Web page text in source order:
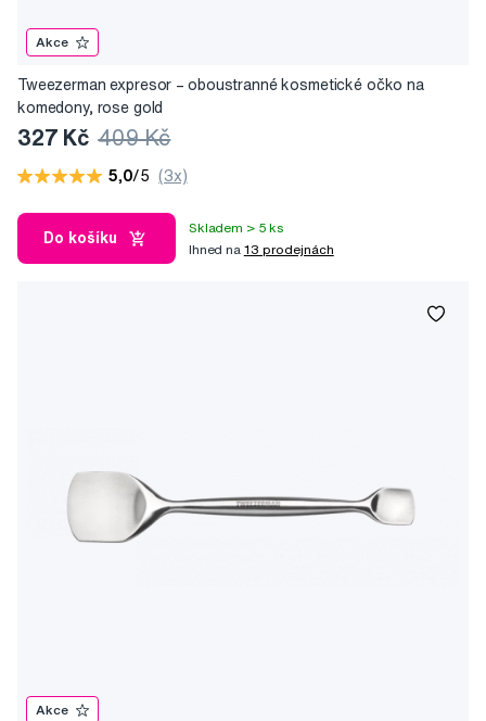
Akce
Tweezerman expresor –⁠⁠⁠⁠⁠⁠ oboustranné kosmetické očko na
komedony, rose gold
327 Kč 409 Kč
5,0/5 (3x)
Do košíku
Skladem > 5 ks
Ihned na 13 prodejnách
Akce